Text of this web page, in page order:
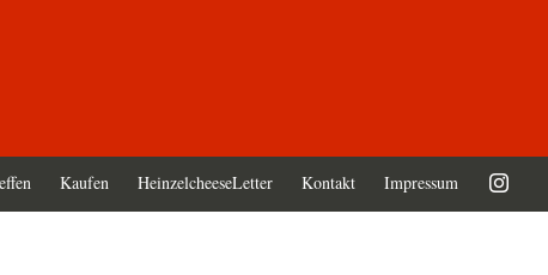
Kaufen HeinzelcheeseLetter Kontakt Impressum